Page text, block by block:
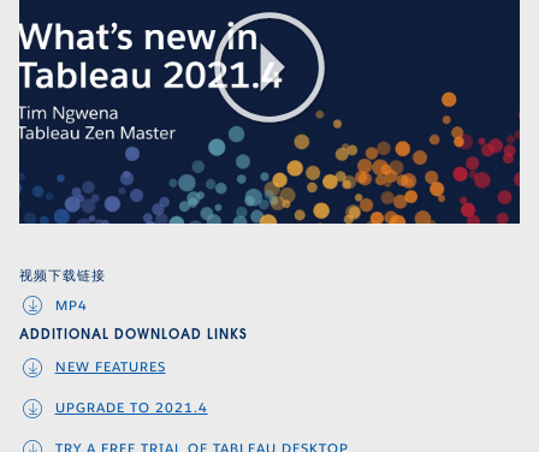
Play
Video
视频下载链接
MP4
ADDITIONAL DOWNLOAD LINKS
NEW FEATURES
UPGRADE TO 2021.4